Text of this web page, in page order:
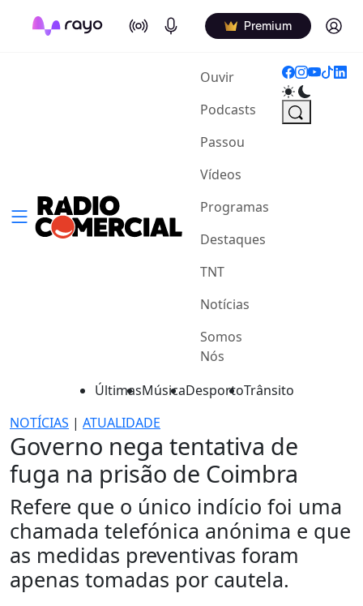
On Air Podcasts Premium Log in
Ouvir(current)
Podcasts
Passou
Vídeos
Programas
Destaques
TNT
Notícias
Somos
Nós
ÚltimasMúsicaDesportoTrânsito
NOTÍCIAS | ATUALIDADE
Governo nega tentativa de
fuga na prisão de Coimbra
Refere que o único indício foi uma
chamada telefónica anónima e que
as medidas preventivas foram
apenas tomadas por cautela.